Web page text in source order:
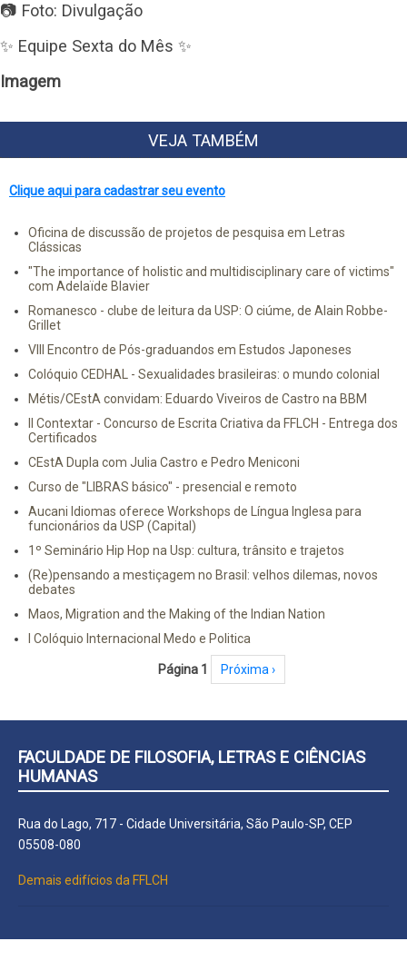
📷 Foto: Divulgação
✨ Equipe Sexta do Mês ✨
Imagem
VEJA TAMBÉM
Clique aqui para cadastrar seu evento
Oficina de discussão de projetos de pesquisa em Letras
Clássicas
"The importance of holistic and multidisciplinary care of victims"
com Adelaïde Blavier
Romanesco - clube de leitura da USP: O ciúme, de Alain Robbe-
Grillet
VIII Encontro de Pós-graduandos em Estudos Japoneses
Colóquio CEDHAL - Sexualidades brasileiras: o mundo colonial
Métis/CEstA convidam: Eduardo Viveiros de Castro na BBM
II Contextar - Concurso de Escrita Criativa da FFLCH - Entrega dos
Certificados
CEstA Dupla com Julia Castro e Pedro Meniconi
Curso de "LIBRAS básico" - presencial e remoto
Aucani Idiomas oferece Workshops de Língua Inglesa para
funcionários da USP (Capital)
1º Seminário Hip Hop na Usp: cultura, trânsito e trajetos
(Re)pensando a mestiçagem no Brasil: velhos dilemas, novos
debates
Maos, Migration and the Making of the Indian Nation
I Colóquio Internacional Medo e Politica
Página 1 Próxima página
Próxima ›
FACULDADE DE FILOSOFIA, LETRAS E CIÊNCIAS
HUMANAS
Rua do Lago, 717 - Cidade Universitária, São Paulo-SP, CEP
05508-080
Demais edifícios da FFLCH